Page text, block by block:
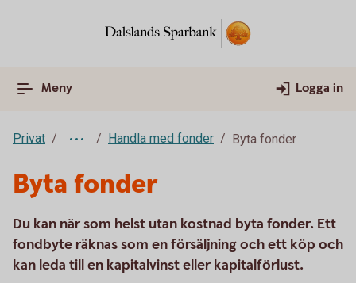
Meny Logga in
Privat Handla med fonder Byta fonder
Byta fonder
Du kan när som helst utan kostnad byta fonder. Ett
fondbyte räknas som en försäljning och ett köp och
kan leda till en kapitalvinst eller kapitalförlust.